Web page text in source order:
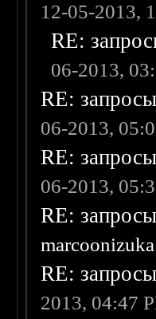
12-05-2013,
RE:
06-2013,
RE:
06-2013,
RE:
06-2013,
RE:
marcoonizuka
RE:
2013, 04:47